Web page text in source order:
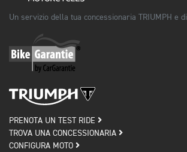
Un servizio della tua concessionaria TRIUMPH e di
PRENOTA UN TEST RIDE
TROVA UNA CONCESSIONARIA
CONFIGURA MOTO